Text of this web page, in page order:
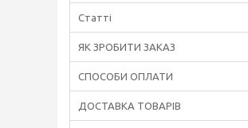
Статті
ЯК ЗРОБИТИ ЗАКАЗ
СПОСОБИ ОПЛАТИ
ДОСТАВКА ТОВАРІВ